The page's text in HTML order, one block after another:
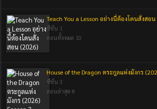
Teach You a Lesson อย่างนี้ต้องโดนสั่งสอ
ซีซัน 1
ตอนทั้งหมด 10
House of the Dragon ตระกูลแห่งมังกร
ซีซัน 3
ตอนล่าสุด 8